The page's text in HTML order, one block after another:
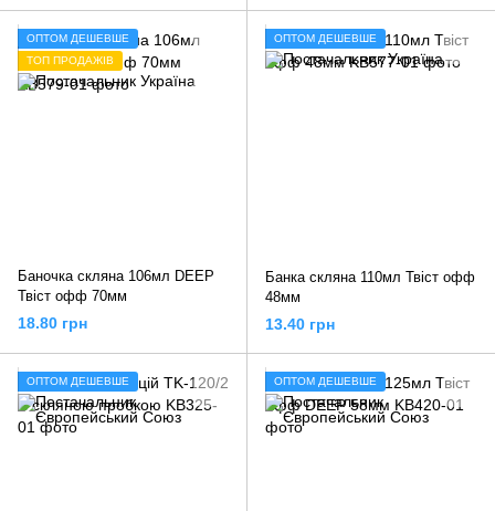
ОПТОМ ДЕШЕВШЕ
ТОП ПРОДАЖІВ
Баночка скляна 106мл DEEP
Твіст офф 70мм
18.80 грн
ОПТОМ ДЕШЕВШЕ
Банка скляна 110мл Твіст офф
48мм
13.40 грн
ОПТОМ ДЕШЕВШЕ ОПТОМ ДЕШЕВШЕ